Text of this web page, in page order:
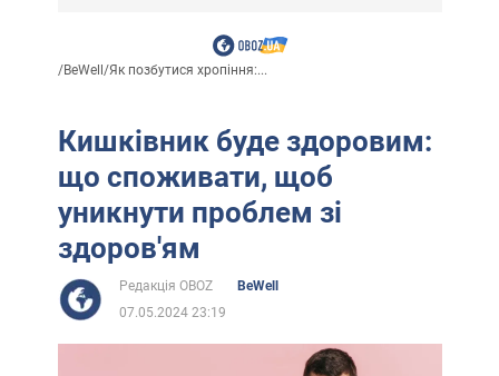
/BeWell/Як позбутися хропіння:...
Кишківник буде здоровим:
що споживати, щоб
уникнути проблем зі
здоров'ям
Редакція OBOZ
BeWell
07.05.2024 23:19